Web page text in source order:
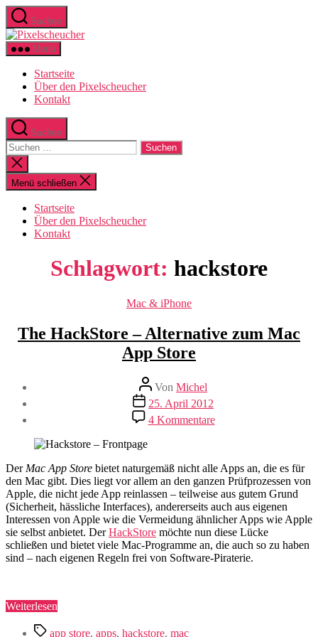
Zum
Inhalt
springen
Suchen
Pixelscheucher
Menü
Startseite
Über den Pixelscheucher
Kontakt
Suchen
Suchen
nach:
Suche
schließen
Menü schließen
Startseite
Über den Pixelscheucher
Kontakt
Schlagwort: hackstore
Kategorien
Mac & iPhone
The HackStore – Alternative zum Mac
App Store
Beitragsautor
Von Michel
Veröffentlichungsdatum
25. April 2012
4 Kommentarezu
The
Alternative
zum
Mac
App
Store
Der Mac App Store bietet naturgemäß nicht alle Apps an, die es für
den Mac gibt. Dies liegt vor allem an den ganzen Prüfprozessen von
Apple, die nicht jede App reinlassen – teilweise aus gutem Grund
(Sicherheit, hässliche Interfaces), andererseits auch aus eigenen
Interessen von Apple wie die Vermeidung ähnlicher Apps wie Apple
sie selbst anbietet. DerHackStore möchte nun diese Lücke
schließen und bietet viele Mac-Programme an, die auch so zu haben
sind – nach eigenen Regeln frei von Software-Piraterie.
Weiterlesen
–
Schlagwörter
app store, apps, hackstore, mac